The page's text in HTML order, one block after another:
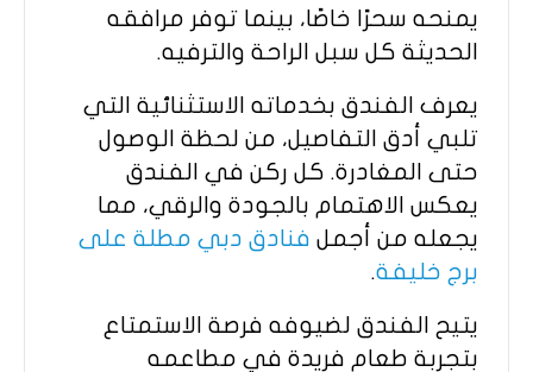
يمنحه سحرًا خاصًا، بينما توفر مرافقه
الحديثة كل سبل الراحة والترفيه.
يعرف الفندق بخدماته الاستثنائية التي
تلبي أدق التفاصيل، من لحظة الوصول
حتى المغادرة. كل ركن في الفندق
يعكس الاهتمام بالجودة والرقي، مما
يجعله من أجمل فنادق دبي مطلة على
برج خليفة.
يتيح الفندق لضيوفه فرصة الاستمتاع
بتجربة طعام فريدة في مطاعمه